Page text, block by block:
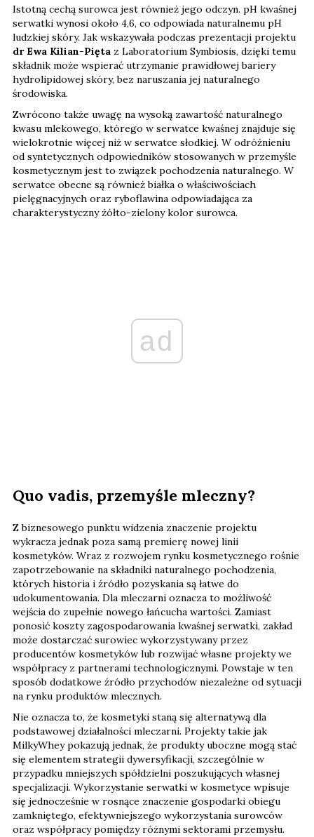
Istotną cechą surowca jest również jego odczyn. pH kwaśnej
serwatki wynosi około 4,6, co odpowiada naturalnemu pH
ludzkiej skóry. Jak wskazywała podczas prezentacji projektu
dr Ewa Kilian-Pięta z Laboratorium Symbiosis, dzięki temu
składnik może wspierać utrzymanie prawidłowej bariery
hydrolipidowej skóry, bez naruszania jej naturalnego
środowiska.
Zwrócono także uwagę na wysoką zawartość naturalnego
kwasu mlekowego, którego w serwatce kwaśnej znajduje się
wielokrotnie więcej niż w serwatce słodkiej. W odróżnieniu
od syntetycznych odpowiedników stosowanych w przemyśle
kosmetycznym jest to związek pochodzenia naturalnego. W
serwatce obecne są również białka o właściwościach
pielęgnacyjnych oraz ryboflawina odpowiadająca za
charakterystyczny żółto-zielony kolor surowca.
ad
Quo vadis, przemyśle mleczny?
Z biznesowego punktu widzenia znaczenie projektu
wykracza jednak poza samą premierę nowej linii
kosmetyków. Wraz z rozwojem rynku kosmetycznego rośnie
zapotrzebowanie na składniki naturalnego pochodzenia,
których historia i źródło pozyskania są łatwe do
udokumentowania. Dla mleczarni oznacza to możliwość
wejścia do zupełnie nowego łańcucha wartości. Zamiast
ponosić koszty zagospodarowania kwaśnej serwatki, zakład
może dostarczać surowiec wykorzystywany przez
producentów kosmetyków lub rozwijać własne projekty we
współpracy z partnerami technologicznymi. Powstaje w ten
sposób dodatkowe źródło przychodów niezależne od sytuacji
na rynku produktów mlecznych.
Nie oznacza to, że kosmetyki staną się alternatywą dla
podstawowej działalności mleczarni. Projekty takie jak
MilkyWhey pokazują jednak, że produkty uboczne mogą stać
się elementem strategii dywersyfikacji, szczególnie w
przypadku mniejszych spółdzielni poszukujących własnej
specjalizacji. Wykorzystanie serwatki w kosmetyce wpisuje
się jednocześnie w rosnące znaczenie gospodarki obiegu
zamkniętego, efektywniejszego wykorzystania surowców
oraz współpracy pomiędzy różnymi sektorami przemysłu.